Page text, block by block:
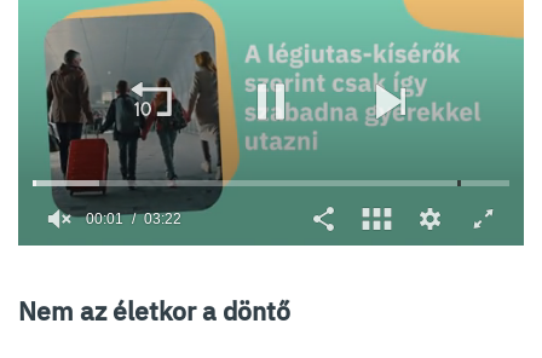
Nem az életkor a döntő